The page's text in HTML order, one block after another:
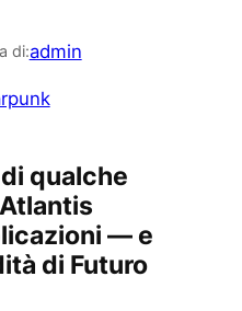
di:admin
qualche
— e
di Futuro